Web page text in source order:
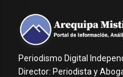
Periodismo Digital
Director: Periodista y